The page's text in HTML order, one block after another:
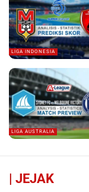
LIGA INDONESIA
LIGA AUSTRALIA
| JEJAK